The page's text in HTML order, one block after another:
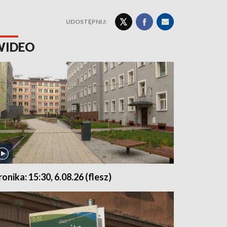
UDOSTĘPNIJ:
15:30, 6.08.26 (flesz)